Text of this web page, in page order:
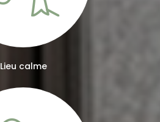
Lieu calme